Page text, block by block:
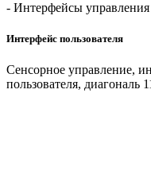
- Интерфейсы
Интерфейс пользователя
Сенсорное управление,
пользователя, диагональ